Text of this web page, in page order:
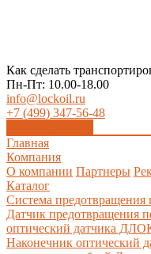
Как сделать
Пн-Пт: 10.00-18.00
info@lockoil.ru
+7 (499) 347-56-48
Главная
Компания
О компании Партнеры
Каталог
Система предотвращения
Датчик
оптический датчика
Наконечник оптический